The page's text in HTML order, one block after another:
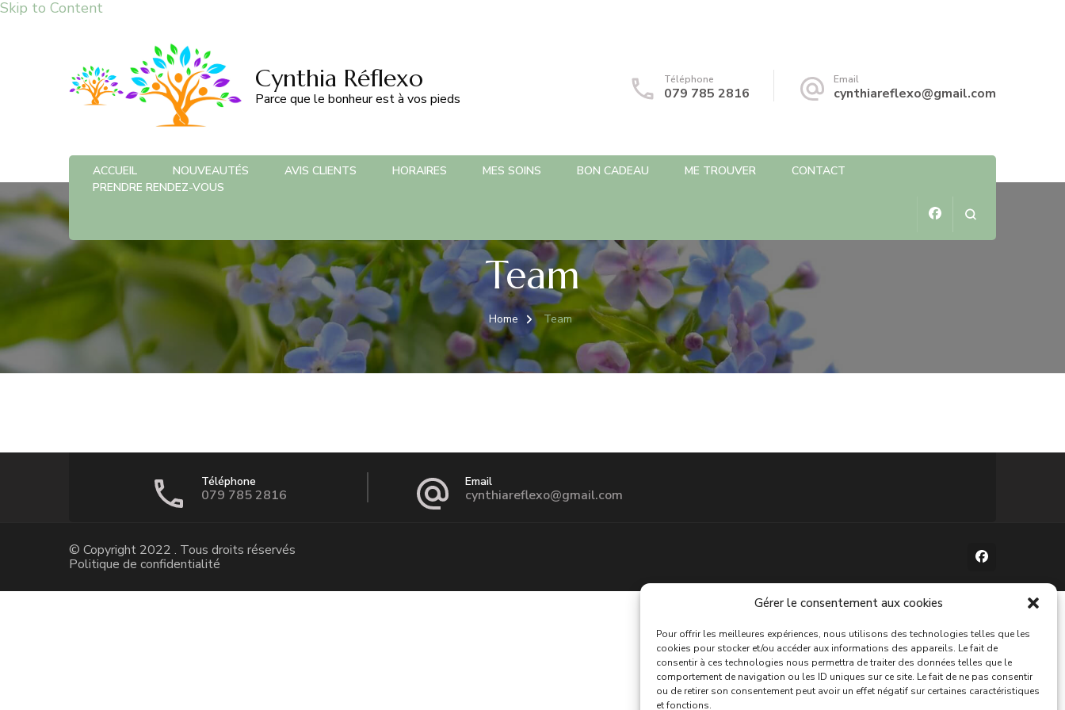
Gérer le consentement aux cookies
Pour offrir les meilleures expériences, nous utilisons des technologies telles que les
cookies pour stocker et/ou accéder aux informations des appareils. Le fait de
consentir à ces technologies nous permettra de traiter des données telles que le
comportement de navigation ou les ID uniques sur ce site. Le fait de ne pas consentir
ou de retirer son consentement peut avoir un effet négatif sur certaines caractéristiques
et fonctions.
Skip to Content
Cynthia Réflexo
Parce que le bonheur est à vos pieds
Téléphone
079 785 2816
Email
cynthiareflexo@gmail.com
ACCUEIL NOUVEAUTÉS AVIS CLIENTS HORAIRES MES SOINS BON CADEAU ME TROUVER
CONTACT
PRENDRE RENDEZ-VOUS
Team
Home Team
Téléphone
079 785 2816
Email
cynthiareflexo@gmail.com
© Copyright 2022 . Tous droits réservés
Politique de confidentialité